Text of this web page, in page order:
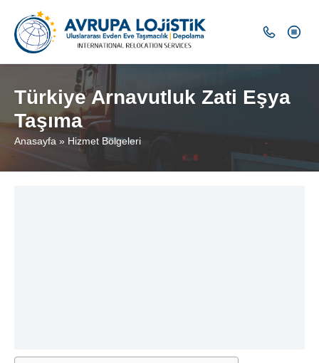
Türkiye Arnavutluk Zati Eşya
Taşıma
Anasayfa » Hizmet Bölgeleri